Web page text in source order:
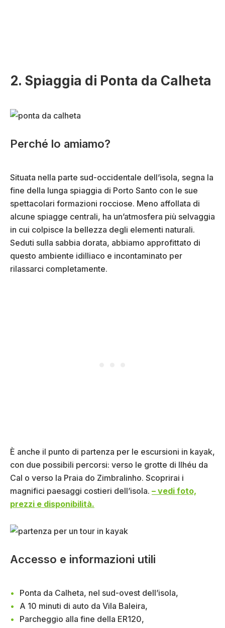
2. Spiaggia di Ponta da Calheta
Perché lo amiamo?
Situata nella parte sud-occidentale dell’isola, segna la
fine della lunga spiaggia di Porto Santo con le sue
spettacolari formazioni rocciose. Meno affollata di
alcune spiagge centrali, ha un’atmosfera più selvaggia
in cui colpisce la bellezza degli elementi naturali.
Seduti sulla sabbia dorata, abbiamo approfittato di
questo ambiente idilliaco e incontaminato per
rilassarci completamente.
È anche il punto di partenza per le escursioni in kayak,
con due possibili percorsi: verso le grotte di Ilhéu da
Cal o verso la Praia do Zimbralinho. Scoprirai i
magnifici paesaggi costieri dell’isola. – vedi foto,
prezzi e disponibilità.
Accesso e informazioni utili
Ponta da Calheta, nel sud-ovest dell’isola,
A 10 minuti di auto da Vila Baleira,
Parcheggio alla fine della ER120,